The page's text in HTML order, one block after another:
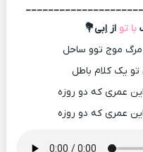
با تو از اِبی💐
مرگ موج توو ساحل
یک کلام باطل
عمری که دو روزه
عمری که دو روزه